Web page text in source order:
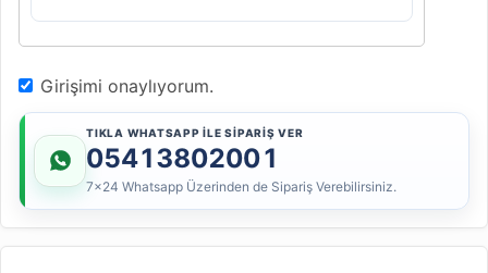
Girişimi onaylıyorum.
TIKLA WHATSAPP İLE SİPARİŞ VER
05413802001
7x24 Whatsapp Üzerinden de Sipariş Verebilirsiniz.